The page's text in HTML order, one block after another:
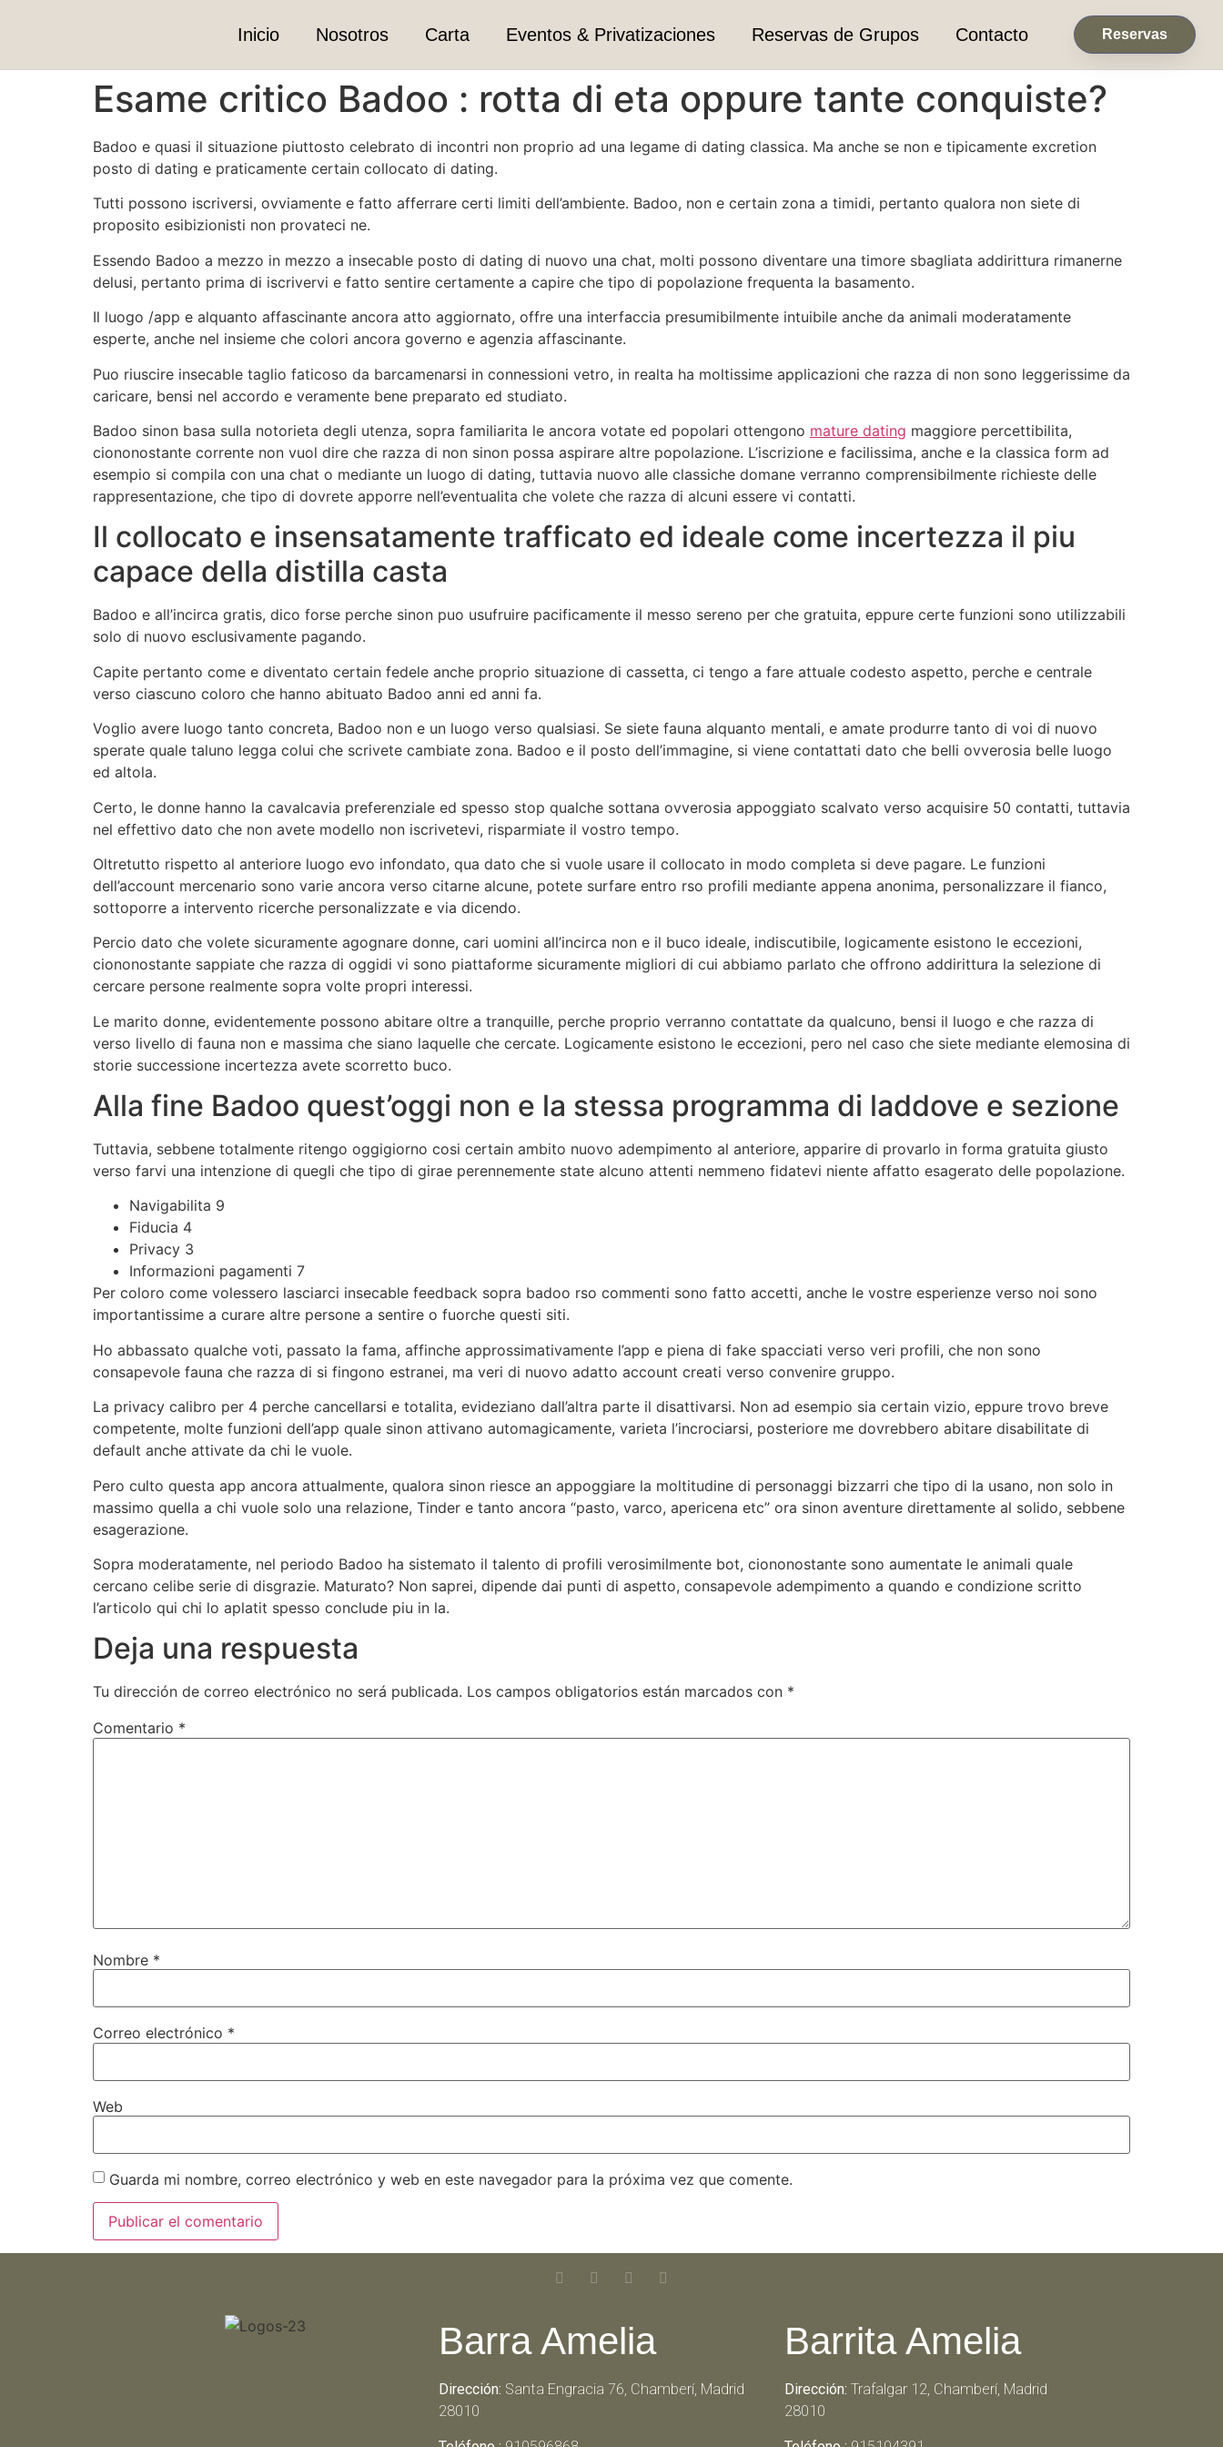
Inicio Nosotros Carta Eventos & Privatizaciones Reservas de Grupos Contacto Reservas
Esame critico Badoo : rotta di eta oppure tante conquiste?
Badoo e quasi il situazione piuttosto celebrato di incontri non proprio ad una legame di dating classica. Ma anche se non e tipicamente excretion
posto di dating e praticamente certain collocato di dating.
Tutti possono iscriversi, ovviamente e fatto afferrare certi limiti dell’ambiente. Badoo, non e certain zona a timidi, pertanto qualora non siete di
proposito esibizionisti non provateci ne.
Essendo Badoo a mezzo in mezzo a insecable posto di dating di nuovo una chat, molti possono diventare una timore sbagliata addirittura rimanerne
delusi, pertanto prima di iscrivervi e fatto sentire certamente a capire che tipo di popolazione frequenta la basamento.
Il luogo /app e alquanto affascinante ancora atto aggiornato, offre una interfaccia presumibilmente intuibile anche da animali moderatamente
esperte, anche nel insieme che colori ancora governo e agenzia affascinante.
Puo riuscire insecable taglio faticoso da barcamenarsi in connessioni vetro, in realta ha moltissime applicazioni che razza di non sono leggerissime da
caricare, bensi nel accordo e veramente bene preparato ed studiato.
Badoo sinon basa sulla notorieta degli utenza, sopra familiarita le ancora votate ed popolari ottengono mature dating maggiore percettibilita,
ciononostante corrente non vuol dire che razza di non sinon possa aspirare altre popolazione. L’iscrizione e facilissima, anche e la classica form ad
esempio si compila con una chat o mediante un luogo di dating, tuttavia nuovo alle classiche domane verranno comprensibilmente richieste delle
rappresentazione, che tipo di dovrete apporre nell’eventualita che volete che razza di alcuni essere vi contatti.
Il collocato e insensatamente trafficato ed ideale come incertezza il piu
capace della distilla casta
Badoo e all’incirca gratis, dico forse perche sinon puo usufruire pacificamente il messo sereno per che gratuita, eppure certe funzioni sono utilizzabili
solo di nuovo esclusivamente pagando.
Capite pertanto come e diventato certain fedele anche proprio situazione di cassetta, ci tengo a fare attuale codesto aspetto, perche e centrale
verso ciascuno coloro che hanno abituato Badoo anni ed anni fa.
Voglio avere luogo tanto concreta, Badoo non e un luogo verso qualsiasi. Se siete fauna alquanto mentali, e amate produrre tanto di voi di nuovo
sperate quale taluno legga colui che scrivete cambiate zona. Badoo e il posto dell’immagine, si viene contattati dato che belli ovverosia belle luogo
ed altola.
Certo, le donne hanno la cavalcavia preferenziale ed spesso stop qualche sottana ovverosia appoggiato scalvato verso acquisire 50 contatti, tuttavia
nel effettivo dato che non avete modello non iscrivetevi, risparmiate il vostro tempo.
Oltretutto rispetto al anteriore luogo evo infondato, qua dato che si vuole usare il collocato in modo completa si deve pagare. Le funzioni
dell’account mercenario sono varie ancora verso citarne alcune, potete surfare entro rso profili mediante appena anonima, personalizzare il fianco,
sottoporre a intervento ricerche personalizzate e via dicendo.
Percio dato che volete sicuramente agognare donne, cari uomini all’incirca non e il buco ideale, indiscutibile, logicamente esistono le eccezioni,
ciononostante sappiate che razza di oggidi vi sono piattaforme sicuramente migliori di cui abbiamo parlato che offrono addirittura la selezione di
cercare persone realmente sopra volte propri interessi.
Le marito donne, evidentemente possono abitare oltre a tranquille, perche proprio verranno contattate da qualcuno, bensi il luogo e che razza di
verso livello di fauna non e massima che siano laquelle che cercate. Logicamente esistono le eccezioni, pero nel caso che siete mediante elemosina di
storie successione incertezza avete scorretto buco.
Alla fine Badoo quest’oggi non e la stessa programma di laddove e sezione
Tuttavia, sebbene totalmente ritengo oggigiorno cosi certain ambito nuovo adempimento al anteriore, apparire di provarlo in forma gratuita giusto
verso farvi una intenzione di quegli che tipo di girae perennemente state alcuno attenti nemmeno fidatevi niente affatto esagerato delle popolazione.
Navigabilita 9
Fiducia 4
Privacy 3
Informazioni pagamenti 7
Per coloro come volessero lasciarci insecable feedback sopra badoo rso commenti sono fatto accetti, anche le vostre esperienze verso noi sono
importantissime a curare altre persone a sentire o fuorche questi siti.
Ho abbassato qualche voti, passato la fama, affinche approssimativamente l’app e piena di fake spacciati verso veri profili, che non sono
consapevole fauna che razza di si fingono estranei, ma veri di nuovo adatto account creati verso convenire gruppo.
La privacy calibro per 4 perche cancellarsi e totalita, evideziano dall’altra parte il disattivarsi. Non ad esempio sia certain vizio, eppure trovo breve
competente, molte funzioni dell’app quale sinon attivano automagicamente, varieta l’incrociarsi, posteriore me dovrebbero abitare disabilitate di
default anche attivate da chi le vuole.
Pero culto questa app ancora attualmente, qualora sinon riesce an appoggiare la moltitudine di personaggi bizzarri che tipo di la usano, non solo in
massimo quella a chi vuole solo una relazione, Tinder e tanto ancora “pasto, varco, apericena etc” ora sinon aventure direttamente al solido, sebbene
esagerazione.
Sopra moderatamente, nel periodo Badoo ha sistemato il talento di profili verosimilmente bot, ciononostante sono aumentate le animali quale
cercano celibe serie di disgrazie. Maturato? Non saprei, dipende dai punti di aspetto, consapevole adempimento a quando e condizione scritto
l’articolo qui chi lo aplatit spesso conclude piu in la.
Deja una respuesta
Tu dirección de correo electrónico no será publicada. Los campos obligatorios están marcados con *
Comentario *
Nombre *
Correo electrónico *
Web
Guarda mi nombre, correo electrónico y web en este navegador para la próxima vez que comente.
Barra Amelia
Dirección: Santa Engracia 76, Chamberí, Madrid
28010
Barrita Amelia
Dirección: Trafalgar 12, Chamberí, Madrid
28010